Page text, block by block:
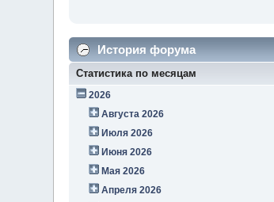
История форума
Статистика по месяцам
2026
Августа 2026
Июля 2026
Июня 2026
Мая 2026
Апреля 2026